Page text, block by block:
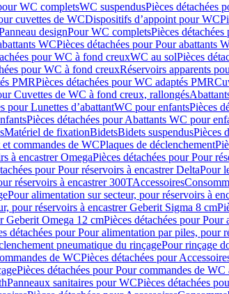
WC completsWC suspendusPièces détachées
cuvettes de WCDispositifs d’appoint pour WC
designPour WC completsPièces
WCPièces détachées pour Pour abattants
pour WC à fond creuxWC au solPièces
pour WC à fond creuxRéservoirs apparents
PMRPièces détachées pour WC adaptés PMR
Cuvettes de WC à fond creux, rallongés
pour Lunettes d’abattantWC pour enfantsPièces
Pièces détachées pour Abattants WC pour
Matériel de fixationBidetsBidets suspendusPièces
commandes de WCPlaques de déclenchement
à encastrer OmegaPièces détachées pour Pour
pour Pour réservoirs à encastrer DeltaPour
réservoirs à encastrer 300TAccessoires
Pour alimentation sur secteur, pour réservoirs à
pour réservoirs à encastrer Geberit Sigma 8 cm
Geberit Omega 12 cmPièces détachées pour
détachées pour Pour alimentation par piles, pour
pneumatique du rinçagePour rinçage
de WCPièces détachées pour
Pièces détachées pour Pour commandes de
Panneaux sanitaires pour WCPièces détachées